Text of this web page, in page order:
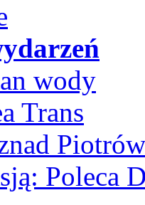
wody
Trans
Poleca